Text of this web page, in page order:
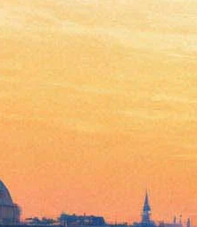
В
«Невский
Лядовой,
Прилучным